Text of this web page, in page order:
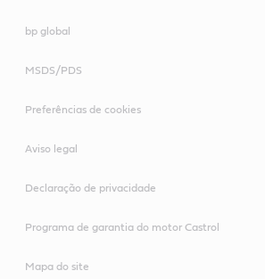
bp global
MSDS/PDS
Preferências de cookies
Aviso legal
Declaração de privacidade
Programa de garantia do motor Castrol
Mapa do site